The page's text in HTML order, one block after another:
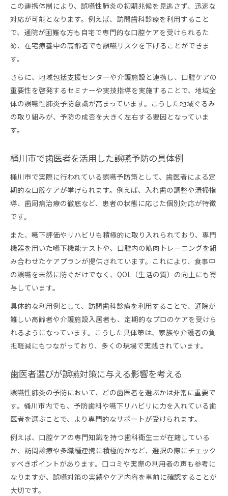
この連携体制により、誤嚥性肺炎の初期兆候を見逃さず、迅速な
対応が可能となります。例えば、訪問歯科診療を利用すること
で、通院が困難な方も自宅で専門的な口腔ケアを受けられるた
め、在宅療養中の高齢者でも誤嚥リスクを下げることができま
す。
さらに、地域包括支援センターや介護施設と連携し、口腔ケアの
重要性を啓発するセミナーや実技指導を実施することで、地域全
体の誤嚥性肺炎予防意識が高まっています。こうした地域ぐるみ
の取り組みが、予防の成否を大きく左右する要因となっていま
す。
桶川市で歯医者を活用した誤嚥予防の具体例
桶川市で実際に行われている誤嚥予防策として、歯医者による定
期的な口腔ケアが挙げられます。例えば、入れ歯の調整や清掃指
導、歯周病治療の徹底など、患者の状態に応じた個別対応が特徴
です。
また、嚥下評価やリハビリも積極的に取り入れられており、専門
機器を用いた嚥下機能テストや、口腔内の筋肉トレーニングを組
み合わせたケアプランが提供されています。これにより、食事中
の誤嚥を未然に防ぐだけでなく、QOL（生活の質）の向上にも寄
与しています。
具体的な利用例として、訪問歯科診療を利用することで、通院が
難しい高齢者や介護施設入居者も、定期的なプロのケアを受けら
れるようになっています。こうした具体策は、家族や介護者の負
担軽減にもつながっており、多くの現場で実践されています。
歯医者選びが誤嚥対策に与える影響を考える
誤嚥性肺炎の予防において、どの歯医者を選ぶかは非常に重要で
す。桶川市内でも、予防歯科や嚥下リハビリに力を入れている歯
医者を選ぶことで、より専門的なサポートが受けられます。
例えば、口腔ケアの専門知識を持つ歯科衛生士が在籍している
か、訪問診療や多職種連携に積極的かなど、選択の際にチェック
すべきポイントがあります。口コミや実際の利用者の声も参考に
なりますが、誤嚥対策の実績やケア内容を事前に確認することが
大切です。